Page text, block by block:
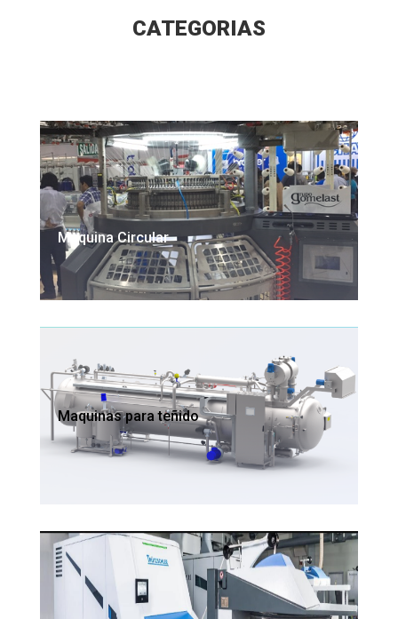
CATEGORIAS
Maquina Circular
Maquinas para teñido